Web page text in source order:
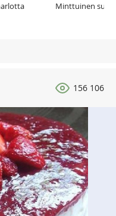
Minttuinen
156 106